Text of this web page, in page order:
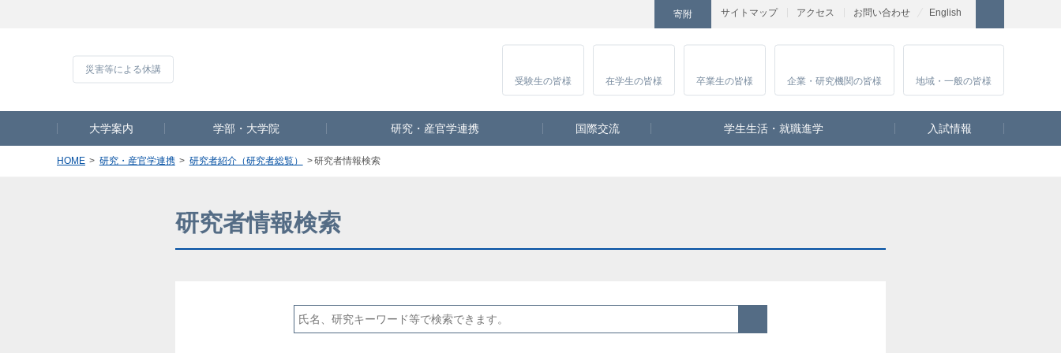
サイトマップ アクセス お問い合わせ
寄附 English
Instagram
受験生の皆様 在学生の皆様 卒業生の皆様 企業・研究機関の皆様 地域・一般の皆様
大学案内 学部・大学院 研究・産官学連携 国際交流 学生生活・就職進学 入試情報
HOME 研究・産官学連携 研究者紹介（研究者総覧） 研究者情報検索
研究者情報検索